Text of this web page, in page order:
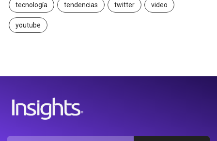
tecnología tendencias twitter video
youtube